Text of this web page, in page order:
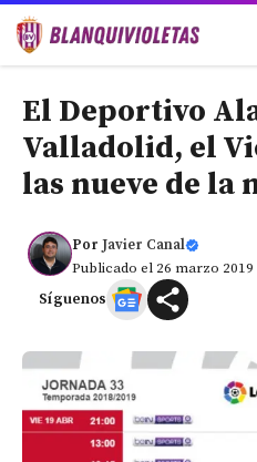
Saltar
El Deportivo
Valladolid, el
las nueve de la
Por Javier Canal
Publicado el 26 marzo 2019
Síguenos